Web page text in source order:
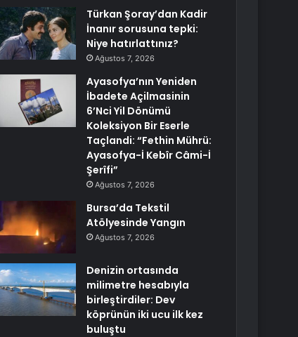
Türkan Şoray’dan Kadir
İnanır sorusuna tepki:
Niye hatırlattınız?
Ağustos 7, 2026
Ayasofya’nın Yeniden
İbadete Açilmasinin
6’Nci Yil Dönümü
Koleksiyon Bir Eserle
Taçlandi: “Fethin Mührü:
Ayasofya-İ Kebîr Câmi-İ
Şerîfi”
Ağustos 7, 2026
Bursa’da Tekstil
Atölyesinde Yangın
Ağustos 7, 2026
Denizin ortasında
milimetre hesabıyla
birleştirdiler: Dev
köprünün iki ucu ilk kez
buluştu